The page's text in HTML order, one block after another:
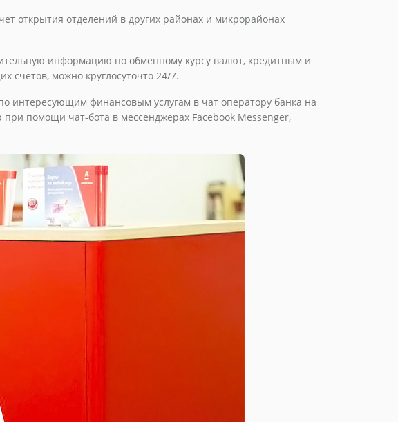
открытия отделений в других районах и микрорайонах
информацию по обменному курсу валют, кредитным и
счетов, можно круглосуточто 24/7.
интересующим финансовым услугам в чат оператору банка на
помощи чат-бота в мессенджерах Facebook Messenger,